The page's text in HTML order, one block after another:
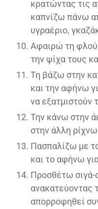
κρατώντας τις
καπνίζω πάνω
υγραέριο,
Αφαιρώ τη
την ψίχα τους
Τη βάζω στην
και την αφήνω
να εξατμιστούν
Την κάνω στην
στην άλλη
Πασπαλίζω με
και το αφήνω
Προσθέτω σιγά-
ανακατεύοντας
απορροφηθεί